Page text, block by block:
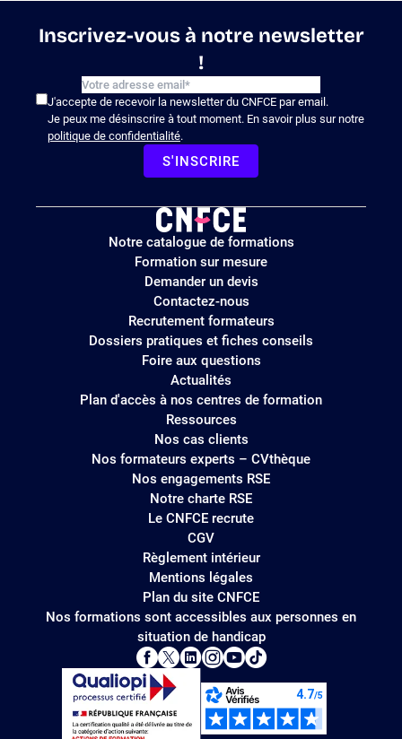
Inscrivez-vous à notre newsletter
!
J'accepte de recevoir la newsletter du CNFCE par email.
Je peux me désinscrire à tout moment. En savoir plus sur notre
politique de confidentialité.
S'INSCRIRE
Logo
site
Notre catalogue de formations
Formation sur mesure
Demander un devis
Contactez-nous
Recrutement formateurs
Dossiers pratiques et fiches conseils
Foire aux questions
Actualités
Plan d'accès à nos centres de formation
Ressources
Nos cas clients
Nos formateurs experts – CVthèque
Nos engagements RSE
Notre charte RSE
Le CNFCE recrute
CGV
Règlement intérieur
Mentions légales
Plan du site CNFCE
Nos formations sont accessibles aux personnes en
situation de handicap